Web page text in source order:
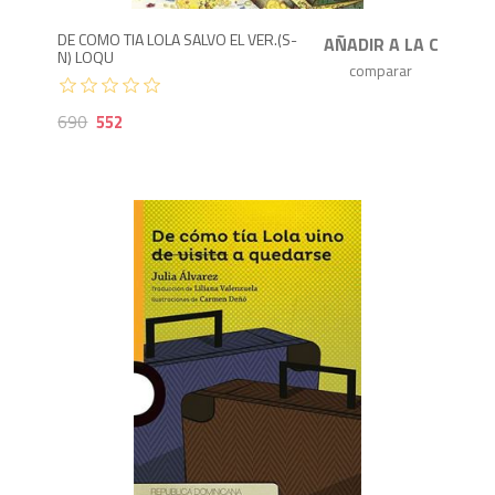
DE COMO TIA LOLA SALVO EL VER.(S-
N) LOQU
690 552